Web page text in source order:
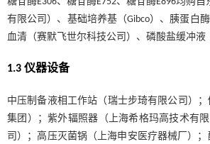
有限公司）、基础培养基（Gibco）、胰蛋白
血清（赛默飞世尔科技公司）、磷酸盐缓冲液
1.3 仪器设备
中压制备液相工作站（瑞士步琦有限公司）
集团）；紫外辐照器（上海希格玛高技术有
司）；高压灭菌锅（上海申安医疗器械厂）；